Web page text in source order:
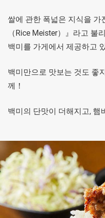
쌀에 관한 폭넓은 지식을 가
（Rice Meister）』라고 불
백미를 가게에서 제공하고
백미만으로 맛보는 것도 좋
께！
백미의 단맛이 더해지고, 햄